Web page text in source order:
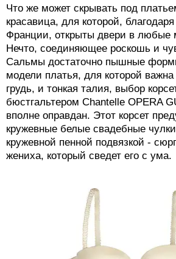
Что же может скрывать под
красавица, для которой,
Франции, открыты двери в любые
Нечто, соединяющее роскошь и
Сальмы достаточно пышные
модели платья, для которой
грудь, и тонкая талия, выбор
бюстгальтером Сhantelle OPERA
вполне оправдан. Этот корсет
кружевные белые свадебные
кружевной пенной подвязкой -
жениха, который сведет его с ума.